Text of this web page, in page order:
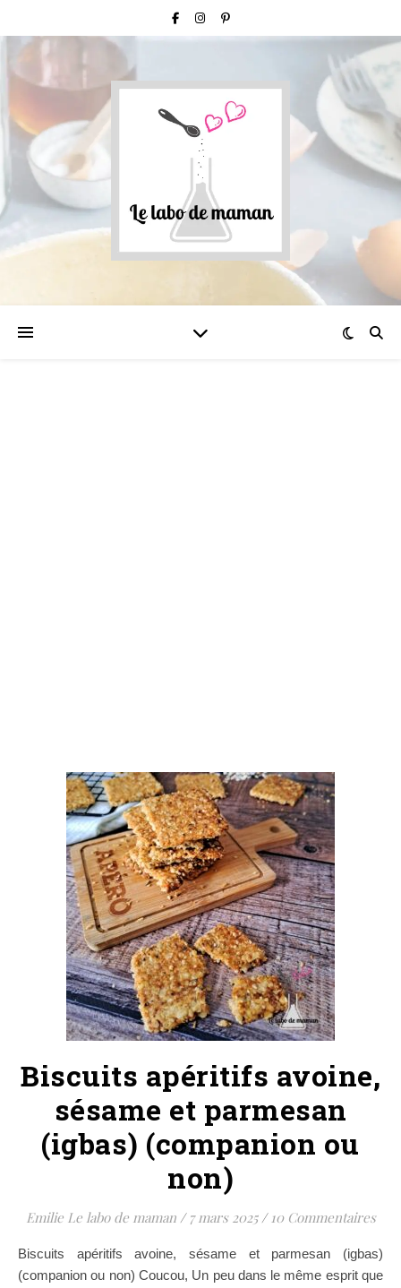
Biscuits apéritifs avoine,
sésame et parmesan
(igbas) (companion ou
non)
Emilie Le labo de maman / 7 mars 2025 / 10 Commentaires
Biscuits apéritifs avoine, sésame et parmesan (igbas)
(companion ou non) Coucou, Un peu dans le même esprit que